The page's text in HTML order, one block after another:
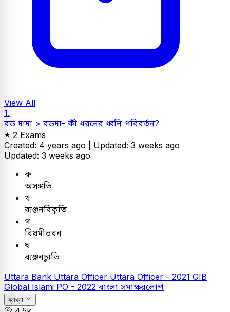
View All
1.
বড় দাদা > বড়দা- কী ধরনের ধ্বনি পরিবর্তন?
2 Exams
Created: 4 years ago | Updated: 3 weeks ago
Updated: 3 weeks ago
ক
অসঙ্গতি
খ
ব্যঞ্জনবিকৃতি
গ
বিষমীভবন
ঘ
ব্যঞ্জনচ্যুতি
Uttara Bank Uttara Officer Uttara Officer - 2021 GIB
Global Islami PO - 2022 বাংলা সমাক্ষরলোপ
ব্যাখ্যা